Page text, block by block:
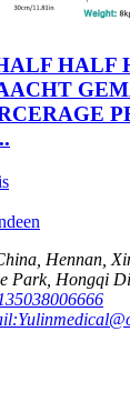
HALF
Hennan,
Park, Hongqi